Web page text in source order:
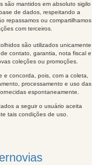
são mantidos em absoluto sigilo
de dados, respeitando a
repassamos ou compartilhamos
com terceiros.
são utilizados unicamente
contato, garantia, nota fiscal e
coleções ou promoções.
e concorda, pois, com a coleta,
processamento e uso das
espontaneamente.
a seguir o usuário aceita
tais condições de uso.